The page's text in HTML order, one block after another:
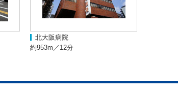
北大阪病院
約953m／12分